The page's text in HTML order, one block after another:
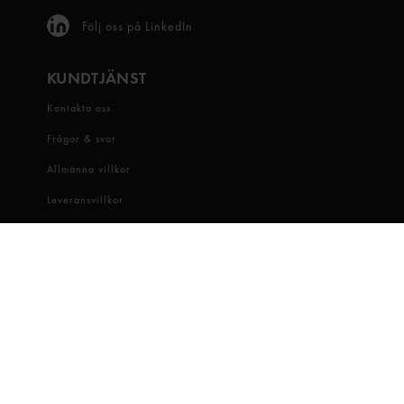
Följ oss på LinkedIn
KUNDTJÄNST
Kontakta oss
Frågor & svar
Allmänna villkor
Leveransvillkor